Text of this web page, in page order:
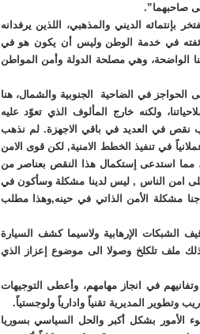
صاحبهما”.
بإنتمائه الديني والمذهبي، اللذين يرفدانه
طائفته في خدمة الوطن وليس أن يكون هو في
الواضحة، وهي مصلحة الدولة وأمن المواطن
الحواجز في الضاحية الجنوبية والشمال، هنا
ولكنه خارج المألوف الذي تعوّد عليه
نقص في العديد في باقي الاجهزة. لم نذهب
في تنفيذ الخطط الامنية, لكن قوى الامن
مما استدعى إستكمال هذا النقص بعناصر من
على امن الناس , ليس لدينا مشكلة وسأكون في
مشكلة الأمن الذاتي في حينه,وهذا مطلب
الشبكات الإرهابية ولاسيما كشف السيارة
ذلك ملف تلكلخ وصولا الى موضوع إعزاز الذي
في انجاز مهامهم، وأعطى التوجيهات
وتطوير المديرية تقنياً وادارياً ولوجستياً.
الأمور بشكل أكبر والحل السياسي بسوريا